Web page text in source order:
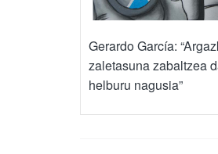
Gerardo García:
zaletasuna zabaltzea
helburu nagusia”